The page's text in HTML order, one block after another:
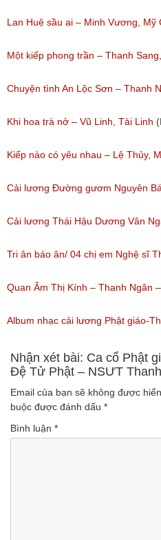
(Lượt nghe: 111)
Lan Huệ sầu ai – Minh Vương, Mỹ
Huệ
(Lượt nghe: 2,625)
Một kiếp phong trần – Thanh
nghe: 924)
Chuyện tình An Lộc Sơn – Thanh
Giàu
(Lượt nghe: 1,251)
Khi hoa trà nở – Vũ Linh, Tài Linh
Kiếp nào có yêu nhau – Lệ Thủy,
nghe: 1,059)
Cải lương Đường gươm Nguyên
Thanh Kim Huệ, Chí Tâm, Thanh
(Lượt nghe: 1,226)
Cải lương Thái Hậu Dương Vân
nguyên tuồng
(Lượt nghe: 864)
Tri ân báo ân/ 04 chị em Nghệ sĩ
Thanh Ngọc – NSƯT Thanh Ngân
(Lượt nghe: 527)
Quan Âm Thị Kính – Thanh Ngân
Tâm 6
(Lượt nghe: 622)
Album nhạc cải lương Phật giáo-
lương NSUT Thanh Ngân hay nhất
(Lượt nghe: 606)
Nhận xét bài: Ca cổ Phật
Đệ Tử Phật – NSƯT
Email của bạn sẽ không được
buộc được đánh dấu *
Bình luận *